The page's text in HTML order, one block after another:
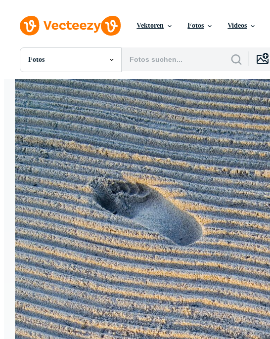
Vektoren Fotos Videos
Fotos
Alle Bilder
Fotos
PNGs
PSDs
SVGs
Vorlagen
Vektoren
Videos
Motion Graphics
Redaktionelle Bilder
Redaktionelle Ereignisse